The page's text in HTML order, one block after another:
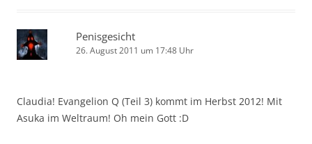
Penisgesicht
26. August 2011 um 17:48 Uhr
Claudia! Evangelion Q (Teil 3) kommt im Herbst 2012! Mit
Asuka im Weltraum! Oh mein Gott :D